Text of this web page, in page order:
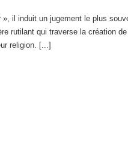
il induit un jugement le plus
rutilant qui traverse la création
religion. [...]